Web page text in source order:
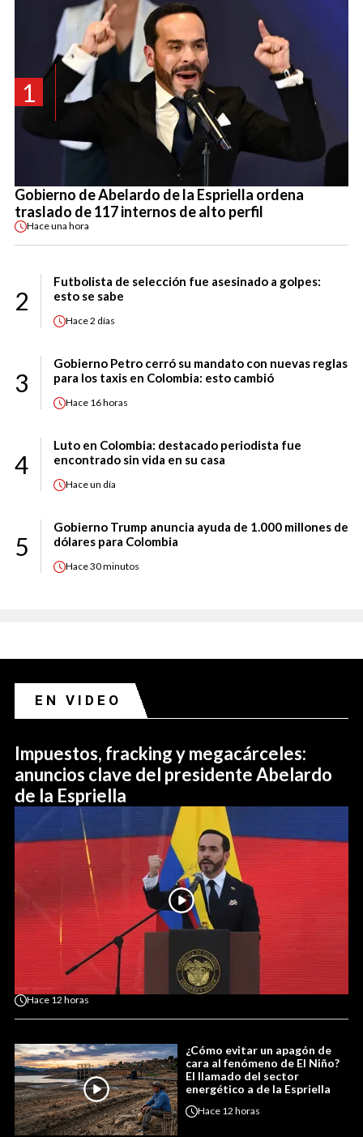
1
Gobierno de Abelardo de la Espriella ordena
traslado de 117 internos de alto perfil
Haceuna hora
2
Futbolista de selección fue asesinado a golpes:
esto se sabe
Hace2 días
3
Gobierno Petro cerró su mandato con nuevas reglas
para los taxis en Colombia: esto cambió
Hace 16 horas
4
Luto en Colombia: destacado periodista fue
encontrado sin vida en su casa
Haceun día
5
Gobierno Trump anuncia ayuda de 1.000 millones de
dólares para Colombia
Hace30 minutos
EN VIDEO
Impuestos, fracking y megacárceles:
anuncios clave del presidente Abelardo
de la Espriella
Hace 12 horas
¿Cómo evitar un apagón de
cara al fenómeno de El Niño?
El llamado del sector
energético a de la Espriella
Hace 12 horas